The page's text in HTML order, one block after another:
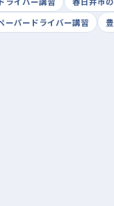
ーパードライバー講習